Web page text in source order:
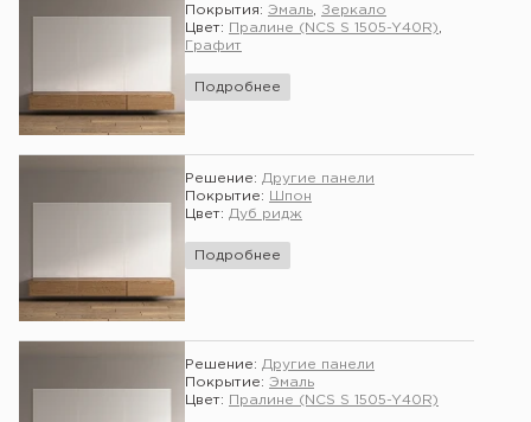
Покрытия: Эмаль
Зеркало
Цвет:
Пралине (NCS S 1505-Y40R)
Графит
Подробнее
Решение: Другие панели
Покрытие:
Шпон
Цвет: Дуб ридж
Подробнее
Решение: Другие панели
Покрытие: Эмаль
Цвет:
Пралине (NCS S 1505-Y40R)